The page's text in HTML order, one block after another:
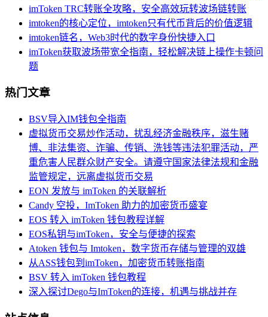
imToken TRC转账全攻略，安全高效玩转波场链转账
imtoken的核心定位，imtoken只有代币背后的价值逻辑
imtoken链名，Web3时代的数字身份快捷入口
imToken获取波场带宽全指南，轻松解决链上操作卡顿问
题
热门文章
BSV导入IM钱包全指南
虚拟货币交易炒作活动，扰乱经济金融秩序，滋生赌
博、非法集资、诈骗、传销、洗钱等违法犯罪活动，严
重危害人民群众财产安全。请遵守国家法律法规和金融
监管规定，远离虚拟货币交易
EON 发放与 imToken 的关联解析
Candy 空投，ImToken 助力的加密货币盛宴
EOS 转入 imToken 钱包教程详解
EOS私钥与imToken，安全与便捷的探索
Atoken 钱包与 Imtoken，数字货币存储与管理的双雄
从ASS钱包到imToken，加密货币转账指南
BSV 转入 imToken 钱包教程
深入探讨Dego与ImToken的连接，机遇与挑战并存